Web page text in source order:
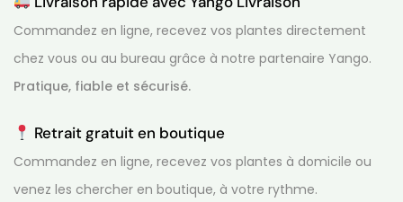
Commandez en ligne, recevez vos plantes directement
chez vous ou au bureau grâce à notre partenaire Yango.
Pratique, fiable et sécurisé.
Retrait gratuit en boutique
Commandez en ligne, recevez vos plantes à domicile ou
venez les chercher en boutique, à votre rythme.